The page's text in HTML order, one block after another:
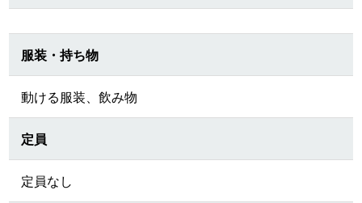
服装・持ち物
動ける服装、飲み物
定員
定員なし